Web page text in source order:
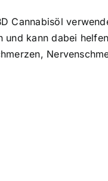
Cannabisöl
und kann dabei